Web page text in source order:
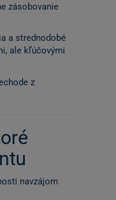
zásobovanie
a strednodobé
ale kľúčovými
z
navzájom